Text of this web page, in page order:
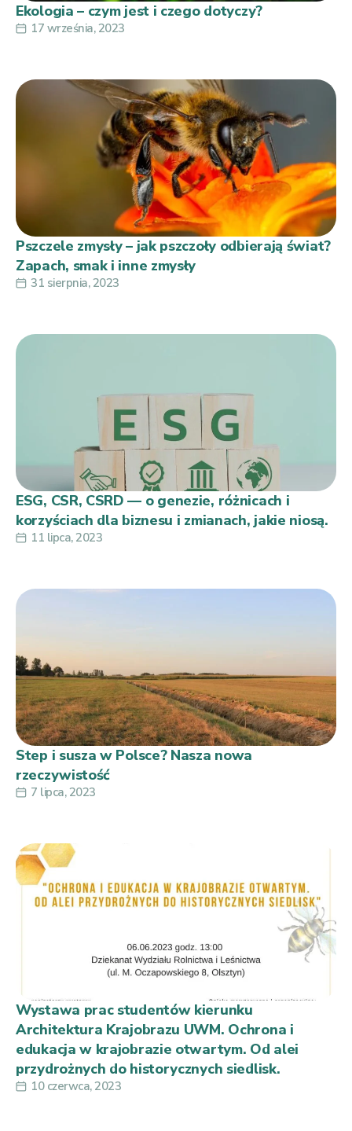
Ekologia – czym jest i czego dotyczy?
17 września, 2023
Pszczele zmysły – jak pszczoły odbierają świat?
Zapach, smak i inne zmysły
31 sierpnia, 2023
ESG, CSR, CSRD — o genezie, różnicach i
korzyściach dla biznesu i zmianach, jakie niosą.
11 lipca, 2023
Step i susza w Polsce? Nasza nowa
rzeczywistość
7 lipca, 2023
Wystawa prac studentów kierunku
Architektura Krajobrazu UWM. Ochrona i
edukacja w krajobrazie otwartym. Od alei
przydrożnych do historycznych siedlisk.
10 czerwca, 2023